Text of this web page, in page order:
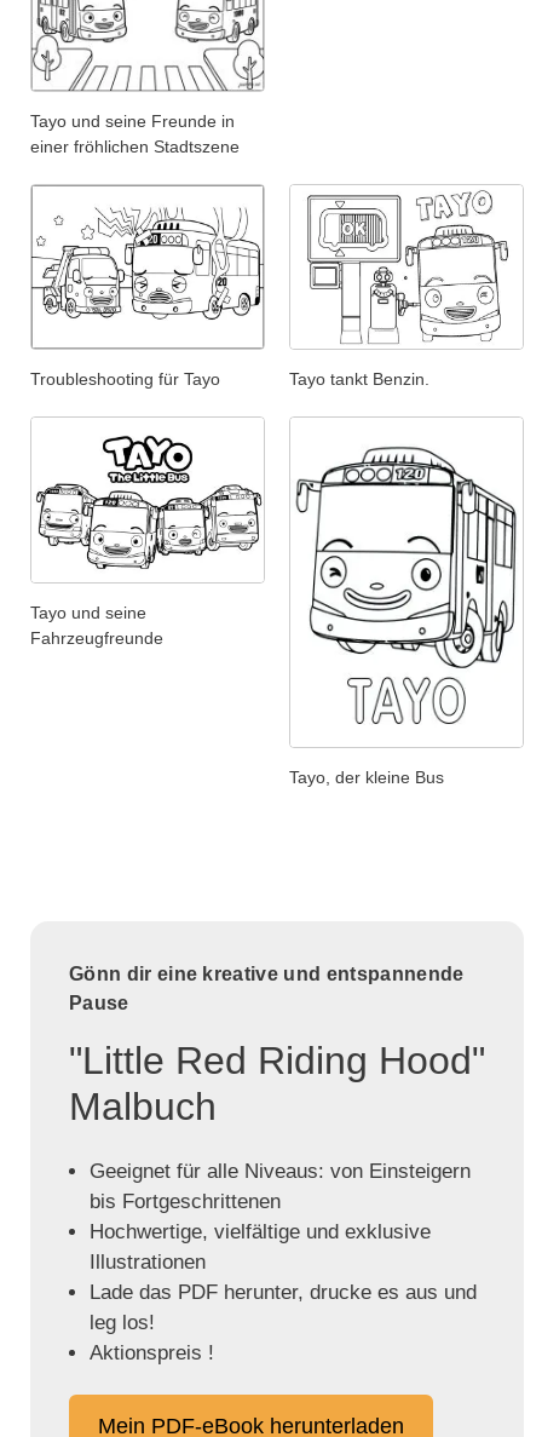
Tayo und seine Freunde in
einer fröhlichen Stadtszene
Troubleshooting für Tayo Tayo tankt Benzin.
Tayo und seine
Fahrzeugfreunde
Tayo, der kleine Bus
Gönn dir eine kreative und entspannende
Pause
"Little Red Riding Hood"
Malbuch
Geeignet für alle Niveaus: von Einsteigern
bis Fortgeschrittenen
Hochwertige, vielfältige und exklusive
Illustrationen
Lade das PDF herunter, drucke es aus und
leg los!
Aktionspreis !
Mein PDF-eBook herunterladen